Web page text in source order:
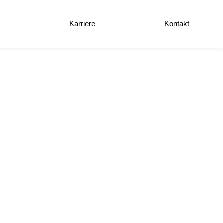
Karriere Kontakt